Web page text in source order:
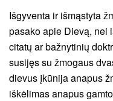
Išgyventa ir išmąstyta
pasako apie Dievą, nei
citatų ar bažnytinių
susijęs su žmogaus
dievus įkūnija anapus
iškėlimas anapus